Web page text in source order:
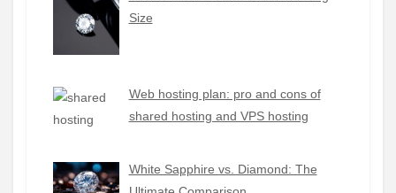
Size
Web hosting plan: pro and cons of
shared hosting and VPS hosting
White Sapphire vs. Diamond: The